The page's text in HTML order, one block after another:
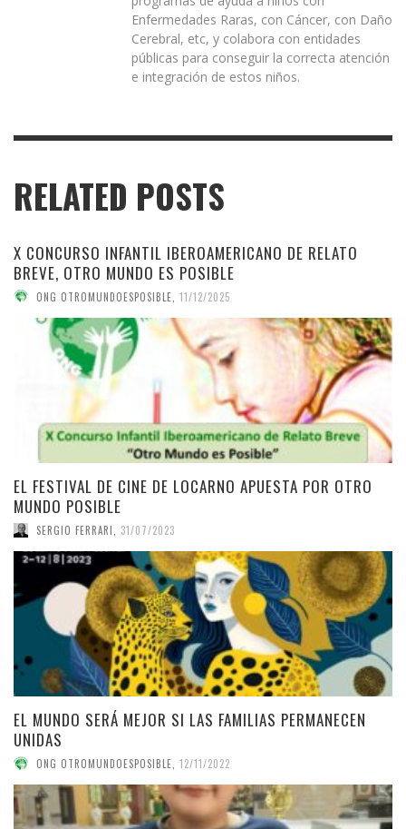
Enfermedades Raras, con Cáncer, con Daño
Cerebral, etc, y colabora con entidades
públicas para conseguir la correcta atención
e integración de estos niños.
RELATED POSTS
X CONCURSO INFANTIL IBEROAMERICANO DE RELATO
BREVE, OTRO MUNDO ES POSIBLE
ONG OTROMUNDOESPOSIBLE, 11/12/2025
EL FESTIVAL DE CINE DE LOCARNO APUESTA POR OTRO
MUNDO POSIBLE
SERGIO FERRARI 31/07/2023
EL MUNDO SERÁ MEJOR SI LAS FAMILIAS PERMANECEN
UNIDAS
ONG OTROMUNDOESPOSIBLE 12/11/2022